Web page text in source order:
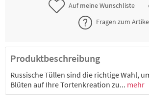
Auf meine Wunschliste
Fragen zum
Produktbeschreibung
Russische Tüllen sind die richtige Wahl,
Blüten auf Ihre Tortenkreation zu... mehr